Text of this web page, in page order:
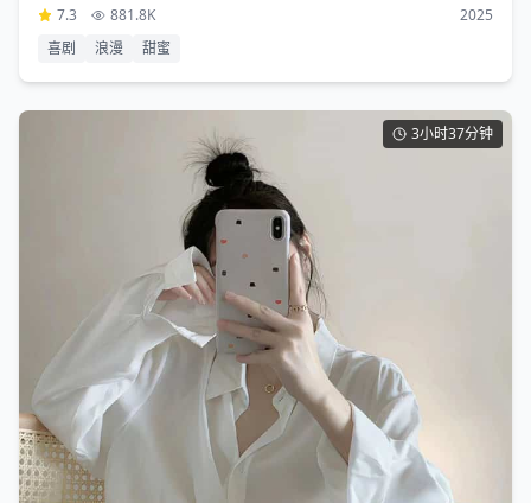
7.3 881.8K
2025
喜剧
浪漫 甜蜜
3小时37分钟